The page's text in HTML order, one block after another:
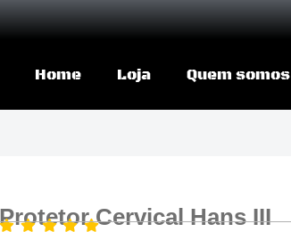
Home Loja Quem somos
Protetor Cervical Hans III